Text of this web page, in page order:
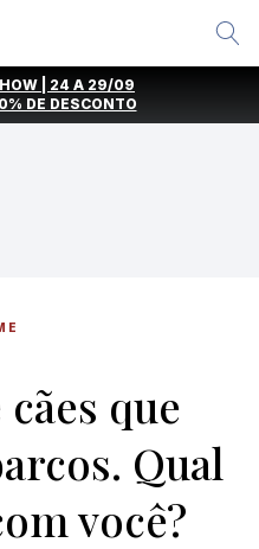
| 24 A 29/09
DE DESCONTO
que
Qual
você?